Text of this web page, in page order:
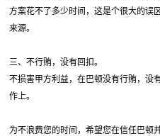
方案花不了多少时间，这是个很大的误
来源。
三、不行贿，没有回扣。
不损害甲方利益，在巴顿没有行贿，没
作上。
为不浪费您的时间，希望您在信任巴顿